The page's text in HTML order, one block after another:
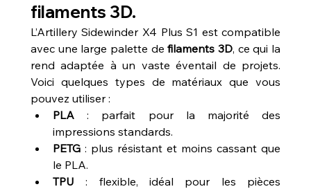
filaments 3D.
L’Artillery Sidewinder X4 Plus S1 est compatible
avec une large palette de filaments 3D, ce qui la
rend adaptée à un vaste éventail de projets.
Voici quelques types de matériaux que vous
pouvez utiliser :
PLA : parfait pour la majorité des
impressions standards.
PETG : plus résistant et moins cassant que
le PLA.
TPU : flexible, idéal pour les pièces